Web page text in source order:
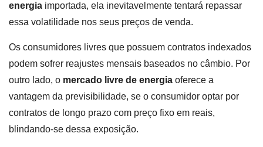
energia importada, ela inevitavelmente tentará repassar
essa volatilidade nos seus preços de venda.
Os consumidores livres que possuem contratos indexados
podem sofrer reajustes mensais baseados no câmbio. Por
outro lado, o mercado livre de energia oferece a
vantagem da previsibilidade, se o consumidor optar por
contratos de longo prazo com preço fixo em reais,
blindando-se dessa exposição.